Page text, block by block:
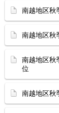
南越地区
南越地区
南越地区
位
南越地区